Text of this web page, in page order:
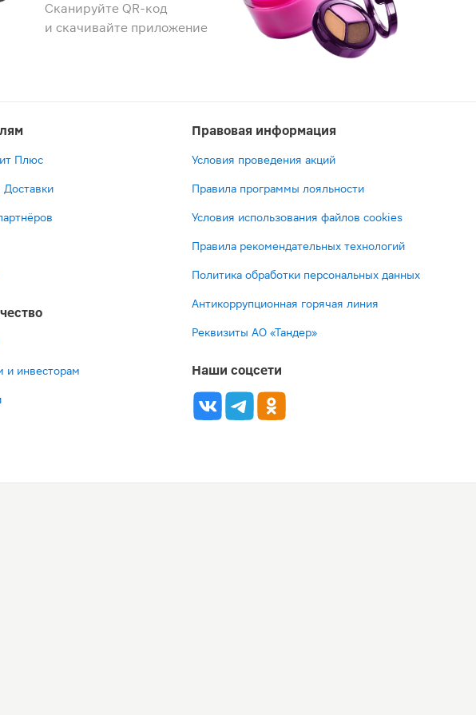
Сканируйте QR-код
и скачивайте приложение
Плюс
и инвесторам
Правовая информация
Условия проведения акций
Правила программы лояльности
Условия использования файлов cookies
Правила рекомендательных технологий
Политика обработки персональных данных
Антикоррупционная горячая линия
Реквизиты АО «Тандер»
Наши соцсети